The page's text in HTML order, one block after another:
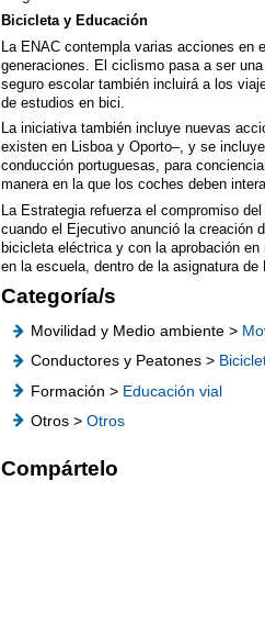
Bicicleta y Educación
La ENAC contempla varias acciones
generaciones. El ciclismo pasa a ser
seguro escolar también incluirá a los
de estudios en bici.
La iniciativa también incluye nuevas
existen en Lisboa y Oporto–, y se
conducción portuguesas, para
manera en la que los coches deben
La Estrategia refuerza el compromiso
cuando el Ejecutivo anunció la creación
bicicleta eléctrica y con la aprobación
en la escuela, dentro de la asignatura
Categoría/s
Movilidad y Medio ambiente >
Conductores y Peatones >
Formación > Educación vial
Otros >Otros
Compártelo